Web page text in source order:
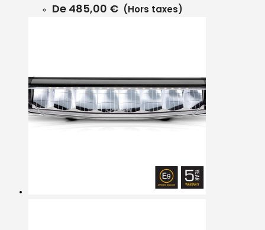
De 485,00 € (Hors taxes)